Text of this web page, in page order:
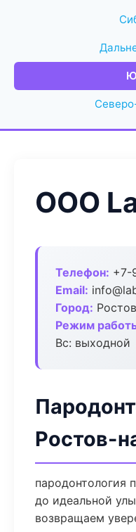
ООО
Телефон: +7-
Email:
Город:
Режим
Вс: выходной
Ростов-
пародонтология
до идеальной
возвращаем